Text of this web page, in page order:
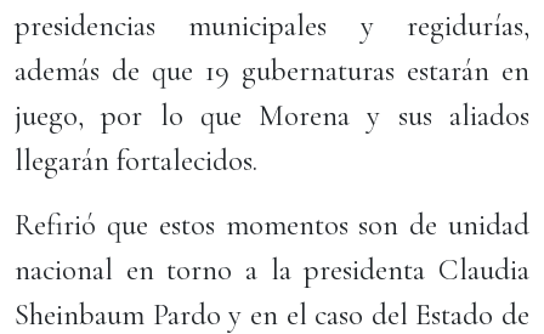
presidencias municipales y regidurías,
además de que 19 gubernaturas estarán en
juego, por lo que Morena y sus aliados
llegarán fortalecidos.
Refirió que estos momentos son de unidad
nacional en torno a la presidenta Claudia
Sheinbaum Pardo y en el caso del Estado de